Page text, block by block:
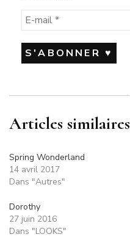
Articles similaires
Spring Wonderland
14 avril 2017
Dans "Autres"
Dorothy
27 juin 2016
Dans "LOOKS"